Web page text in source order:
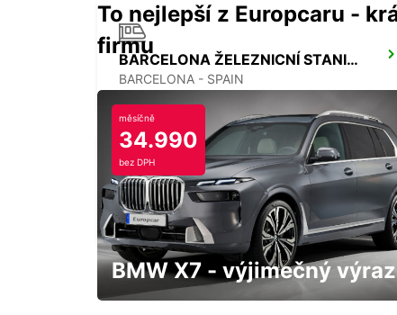
BARCELONA ŽELEZNICNÍ STANICE (STANICE D SANTS)
BARCELONA - SPAIN
BARCELONA - SPAIN
To nejlepší z Europcaru -
firmu
měsíčně
34.990
bez DPH
BMW X7 - výjimečný výraz